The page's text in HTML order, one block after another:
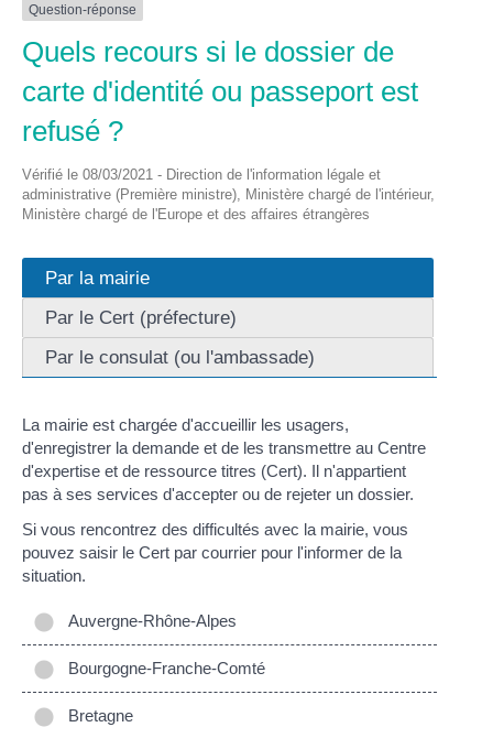
Question-réponse
Quels recours si le dossier de
carte d'identité ou passeport est
refusé ?
Vérifié le 08/03/2021 - Direction de l'information légale et
administrative (Première ministre), Ministère chargé de l'intérieur,
Ministère chargé de l'Europe et des affaires étrangères
Par la mairie
Par le Cert (préfecture)
Par le consulat (ou l'ambassade)
La mairie est chargée d'accueillir les usagers,
d'enregistrer la demande et de les transmettre au Centre
d'expertise et de ressource titres (Cert). Il n'appartient
pas à ses services d'accepter ou de rejeter un dossier.
Si vous rencontrez des difficultés avec la mairie, vous
pouvez saisir le Cert par courrier pour l'informer de la
situation.
Auvergne-Rhône-Alpes
Bourgogne-Franche-Comté
Bretagne